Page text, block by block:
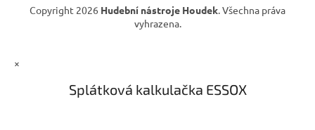
Copyright 2026 Hudební nástroje Houdek. Všechna práva
vyhrazena.
×
Splátková kalkulačka ESSOX